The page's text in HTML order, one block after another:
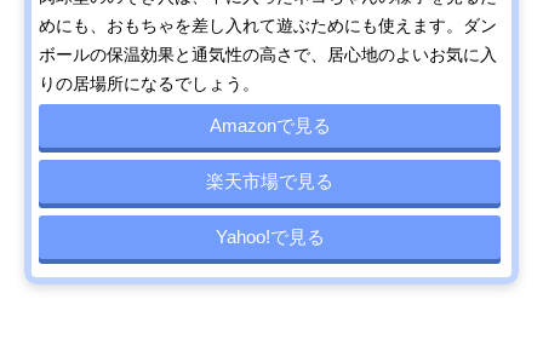
めにも、おもちゃを差し入れて遊ぶためにも使えます。ダン
ボールの保温効果と通気性の高さで、居心地のよいお気に入
りの居場所になるでしょう。
Amazonで見る
楽天市場で見る
Yahoo!で見る